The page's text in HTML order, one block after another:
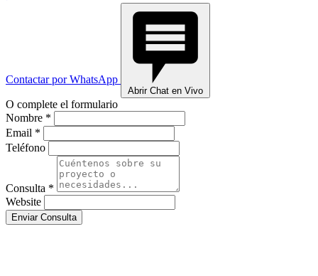
Contactar por WhatsApp
Abrir Chat en Vivo
O complete el formulario
Nombre *
Email *
Teléfono
Consulta *
Website
Enviar Consulta